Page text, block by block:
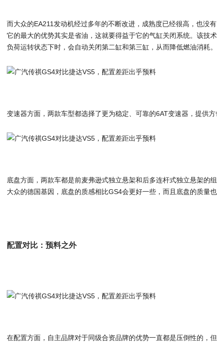
而大众的EA211发动机经过多年的不断改进，成熟度已经很高，也没
它的最大的优势其实是省油，这就要得益于它的气缸关闭系统。该技
负荷运转状态下时，会自动关闭第二缸和第三缸，从而降低燃油消耗。
变速器方面，两款车型都选择了更为稳定、可靠的6AT变速器，提供
底盘方面，两款车都是前麦弗逊式独立悬架和后多连杆式独立悬架的
大众的德国基因，底盘的质感相比GS4会更好一些，而且底盘的质量
配置对比：预料之外
在配置方面，自主品牌对于同级合资品牌的优势一直都是压倒性的，